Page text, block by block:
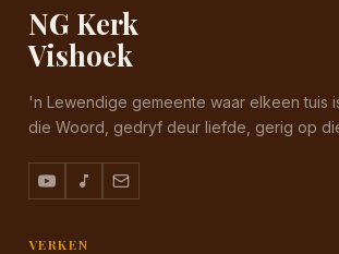
NG Kerk
Vishoek
'n Lewendige gemeente waar elkeen tuis
die Woord, gedryf deur liefde, gerig op
VERKEN